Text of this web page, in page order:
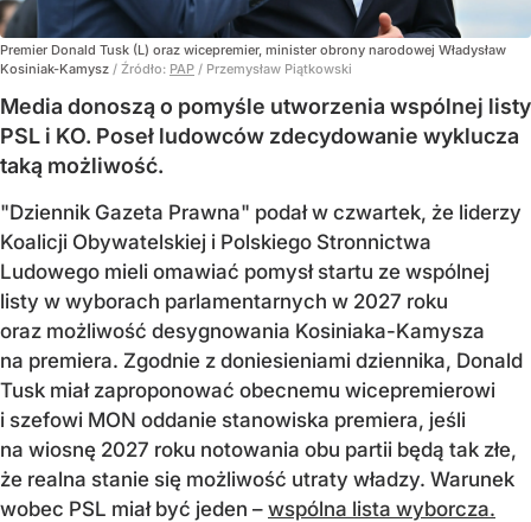
Premier Donald Tusk (L) oraz wicepremier, minister obrony narodowej Władysław
Kosiniak-Kamysz / Źródło: PAP / Przemysław Piątkowski
Media donoszą o pomyśle utworzenia wspólnej listy
PSL i KO. Poseł ludowców zdecydowanie wyklucza
taką możliwość.
"Dziennik Gazeta Prawna" podał w czwartek, że liderzy
Koalicji Obywatelskiej i Polskiego Stronnictwa
Ludowego mieli omawiać pomysł startu ze wspólnej
listy w wyborach parlamentarnych w 2027 roku
oraz możliwość desygnowania Kosiniaka-Kamysza
na premiera. Zgodnie z doniesieniami dziennika, Donald
Tusk miał zaproponować obecnemu wicepremierowi
i szefowi MON oddanie stanowiska premiera, jeśli
na wiosnę 2027 roku notowania obu partii będą tak złe,
że realna stanie się możliwość utraty władzy. Warunek
wobec PSL miał być jeden – wspólna lista wyborcza.